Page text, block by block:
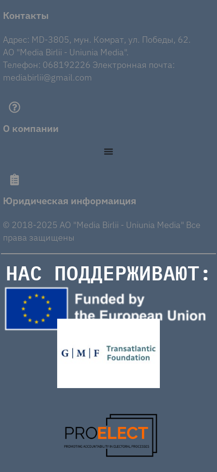
Контакты
Адрес: MD-3805, мун. Комрат, ул. Победы, 62.
AO "Media Birlii - Uniunia Media".
Телефон: 068192226 Электронная почта:
mediabirlii@gmail.com
О компании
Юридическая информаиция
© 2018-2025 AO "Media Birlii - Uniunia Media" Все
права защищены
НАС ПОДДЕРЖИВАЮТ: